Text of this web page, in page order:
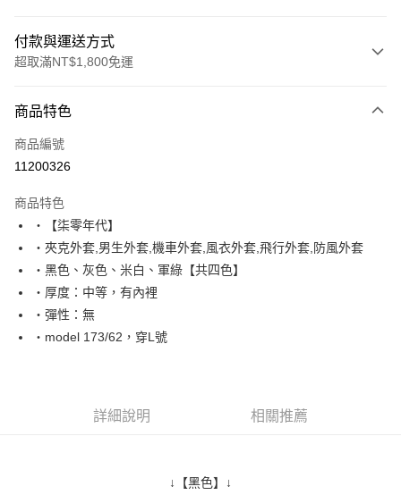
付款與運送方式
超取滿NT$1,800免運
信用卡一次付款
超商取貨付款
Apple Pay
街口支付
悠遊付
Google Pay
AFTEE先享後付是「在收到商品之後才付款」的支付方式。 讓您購物簡單
３．安心：先確認商品／服務後，再付款。
商品特色
商品編號
11200326
商品特色
‧【柒零年代】
‧夾克外套,男生外套,機車外套,風衣外套,飛行外套,防風外套
‧黑色、灰色、米白、軍綠【共四色】
‧厚度：中等，有內裡
‧彈性：無
‧model 173/62，穿L號
詳細說明 相關推薦
↓【黑色】↓